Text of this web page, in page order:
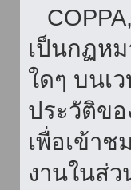
เป็นกฏห
ใดๆ บนเ
ประวัติข
เพื่อเข้า
งานในส่